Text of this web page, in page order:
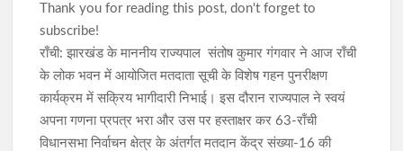
Thank you for reading this post, don't forget to
subscribe!
राँची: झारखंड के माननीय राज्यपाल संतोष कुमार गंगवार ने आज राँची
के लोक भवन में आयोजित मतदाता सूची के विशेष गहन पुनरीक्षण
कार्यक्रम में सक्रिय भागीदारी निभाई। इस दौरान राज्यपाल ने स्वयं
अपना गणना प्रपत्र भरा और उस पर हस्ताक्षर कर 63-राँची
विधानसभा निर्वाचन क्षेत्र के अंतर्गत मतदान केंद्र संख्या-16 की